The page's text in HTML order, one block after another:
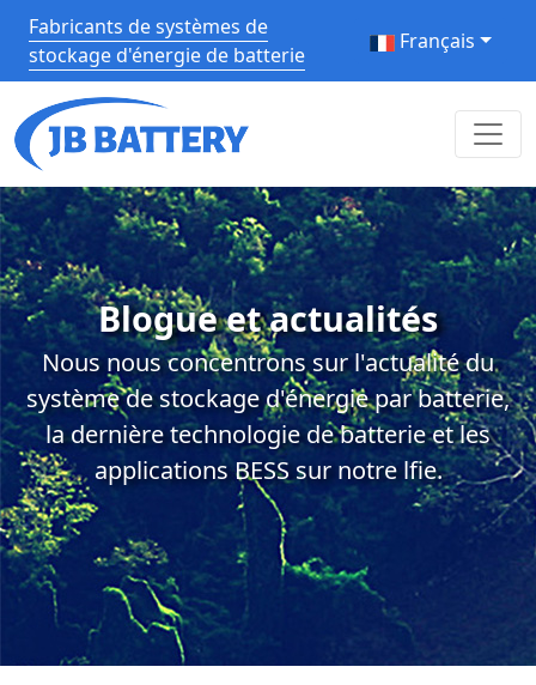
Fabricants de systèmes de
stockage d'énergie de batterie
Français
Blogue et actualités
Nous nous concentrons sur l'actualité du
système de stockage d'énergie par batterie,
la dernière technologie de batterie et les
applications BESS sur notre lfie.